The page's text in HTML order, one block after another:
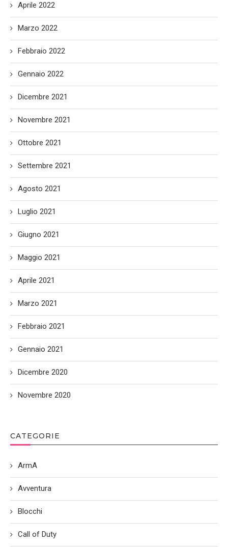
Aprile 2022
Marzo 2022
Febbraio 2022
Gennaio 2022
Dicembre 2021
Novembre 2021
Ottobre 2021
Settembre 2021
Agosto 2021
Luglio 2021
Giugno 2021
Maggio 2021
Aprile 2021
Marzo 2021
Febbraio 2021
Gennaio 2021
Dicembre 2020
Novembre 2020
CATEGORIE
ArmA
Avventura
Blocchi
Call of Duty